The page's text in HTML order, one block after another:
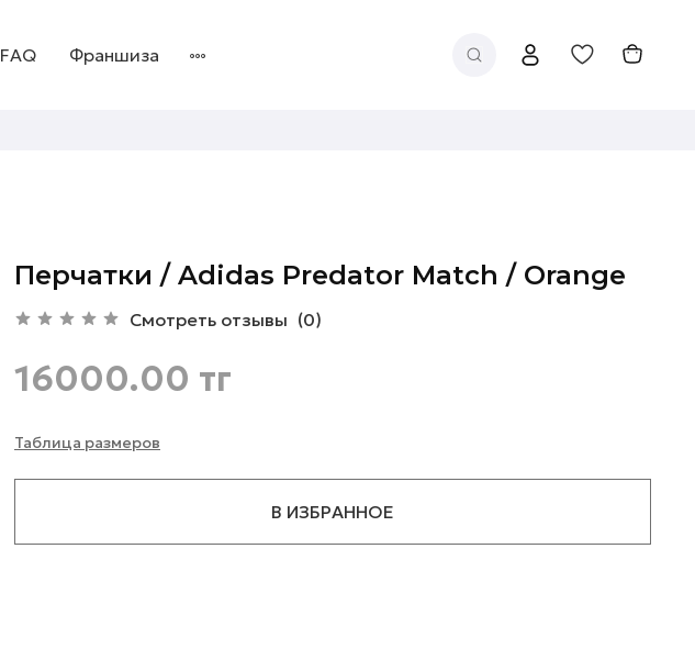
FAQ Франшиза
Перчатки / Adidas Predator Match / Orange
Смотреть отзывы (0)
Таблица размеров
16000.00 тг
В ИЗБРАННОЕ